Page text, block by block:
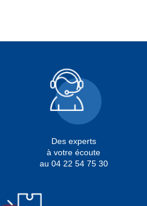
Des experts
à votre écoute
au 04 22 54 75 30